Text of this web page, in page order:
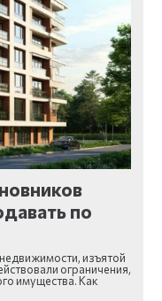
по
изъятой
ограничения,
имущества. Как